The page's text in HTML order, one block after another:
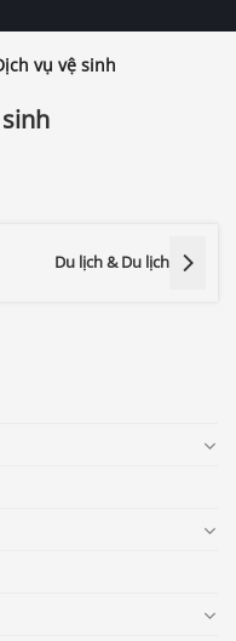
vụ vệ sinh
Du lịch & Du lịch